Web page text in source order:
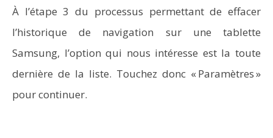
À l’étape 3 du processus permettant de effacer
l’historique de navigation sur une tablette
Samsung, l’option qui nous intéresse est la toute
dernière de la liste. Touchez donc « Paramètres »
pour continuer.